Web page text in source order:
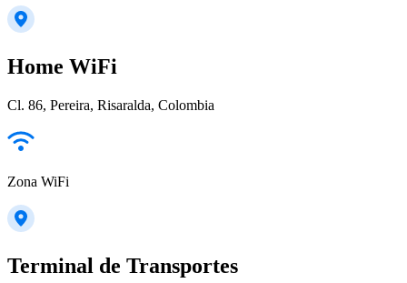
Home WiFi
Cl. 86, Pereira, Risaralda, Colombia
Zona WiFi
Terminal de Transportes